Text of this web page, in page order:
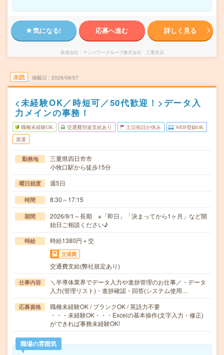
気になる! 応募へ進む 詳しく見る
派遣会社 マンパワーグループ株式会社 三重支店
未読 掲載日 2026/08/07
<未経験OK／時短可／50代歓迎！>データ入
力メインの事務！
職種未経験OK 交通費別途支給あり 土日祝日が休み WEB登録OK
派遣
勤務地
三重県四日市市
小牧口駅から徒歩15分
曜日頻度 週5日
時間 8:30～17:15
期間
2026/9/1～長期 ※「即日」「決まってから1ヶ月」など開
始日ご相談ください♪
時給 時給1380円＋交
交通費
交通費支給(弊社規定あり)
仕事内容
＼半導体業界でデータ入力や進捗管理のお仕事／・データ
入力(管理リスト)・進捗確認・回答(システム使用…
応募資格
職種未経験OK / ブランクOK / 英語力不要
・・・未経験OK・・・Excelの基本操作(文字入力・修正)
ができれば事務未経験OK!
職場の雰囲気